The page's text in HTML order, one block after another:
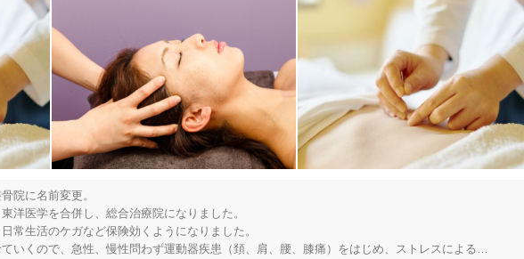
院に名前変更。
洋医学を合併し、総合治療院になりました。
常生活のケガなど保険効くようになりました。
いくので、急性、慢性問わず運動器疾患（頚、肩、腰、膝痛）をはじめ、ストレスによる